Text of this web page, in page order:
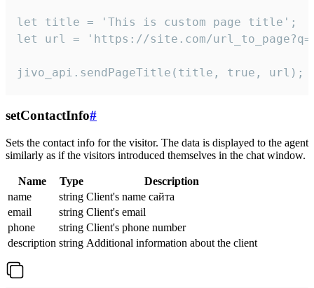
let title = 'This is custom page title';
let url = 'https://site.com/
jivo_api.sendPageTitle(title, true, url);
setContactInfo#
Sets the contact info for the visitor. The data is displayed to the agent
similarly as if the visitors introduced themselves in the chat window.
Name Type
Description
name
string Client's name сайта
email
string Client's email
phone
string Client's phone number
description string Additional information about the client